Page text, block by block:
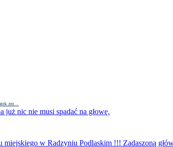
zm...
już nic nie musi spadać na głowę.
miejskiego w Radzyniu Podlaskim !!! Zadaszoną